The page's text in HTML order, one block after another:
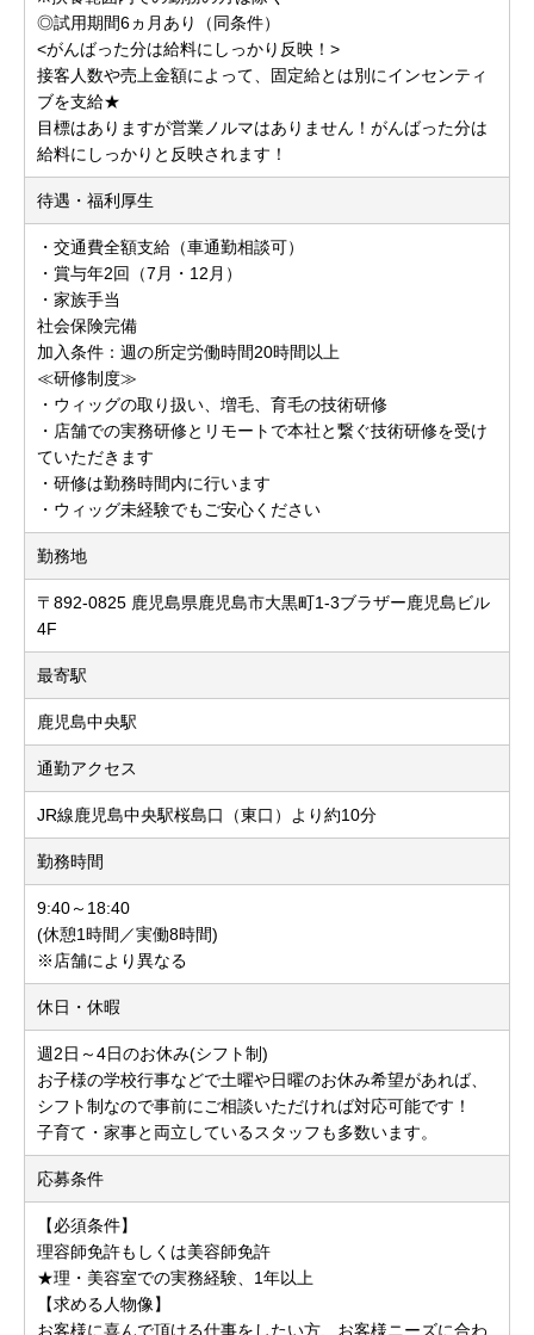
◎試用期間6ヵ月あり（同条件）
<がんばった分は給料にしっかり反映！>
接客人数や売上金額によって、固定給とは別にインセンティ
ブを支給★
目標はありますが営業ノルマはありません！がんばった分は
給料にしっかりと反映されます！
待遇・福利厚生
・交通費全額支給（車通勤相談可）
・賞与年2回（7月・12月）
・家族手当
社会保険完備
加入条件：週の所定労働時間20時間以上
≪研修制度≫
・ウィッグの取り扱い、増毛、育毛の技術研修
・店舗での実務研修とリモートで本社と繋ぐ技術研修を受け
ていただきます
・研修は勤務時間内に行います
・ウィッグ未経験でもご安心ください
勤務地
〒892-0825 鹿児島県鹿児島市大黒町1-3ブラザー鹿児島ビル
4F
最寄駅
鹿児島中央駅
通勤アクセス
JR線鹿児島中央駅桜島口（東口）より約10分
勤務時間
9:40～18:40
(休憩1時間／実働8時間)
※店舗により異なる
休日・休暇
週2日～4日のお休み(シフト制)
お子様の学校行事などで土曜や日曜のお休み希望があれば、
シフト制なので事前にご相談いただければ対応可能です！
子育て・家事と両立しているスタッフも多数います。
応募条件
【必須条件】
理容師免許もしくは美容師免許
★理・美容室での実務経験、1年以上
【求める人物像】
お客様に喜んで頂ける仕事をしたい方、お客様ニーズに合わ